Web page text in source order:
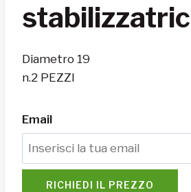
Diametro 19
n.2 PEZZI
Email
RICHIEDI IL PREZZO